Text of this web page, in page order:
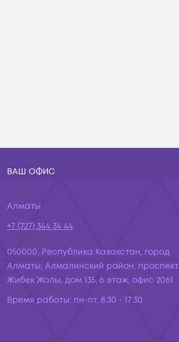
ВАШ ОФИС
Алматы
+7 (727) 344 34 44
050000, Республика Казахстан, город
Алматы, Алмалинский район, проспект
Жибек Жолы, дом 135, 6 этаж, офис 2061
Время работы: пн-пт, 8:30 - 17:30